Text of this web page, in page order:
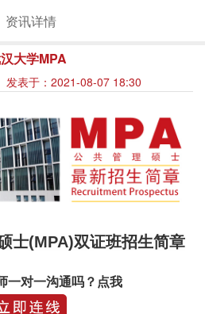
资讯详情
大学MPA
表于：2021-08-07 18:30
士(MPA)双证班招生简章
一对一沟通吗？点我